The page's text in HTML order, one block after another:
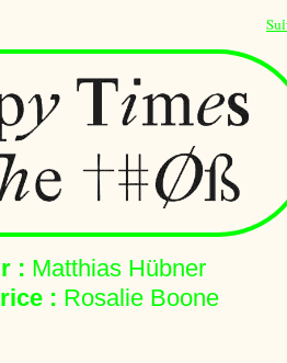
: Matthias Hübner
: Rosalie Boone